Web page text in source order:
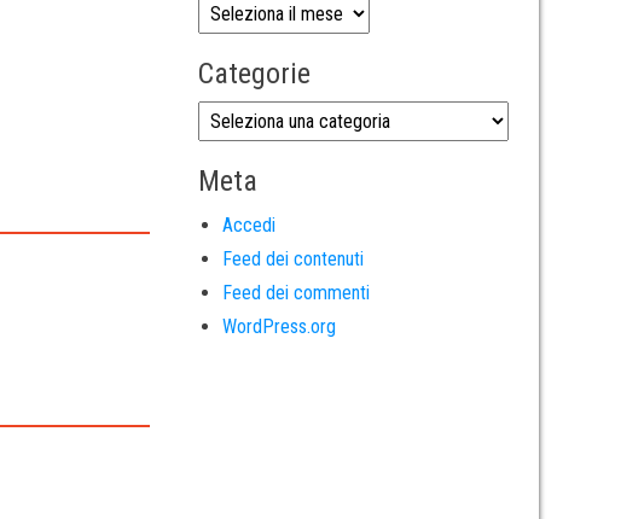
Categorie
Meta
Accedi
Feed dei contenuti
Feed dei commenti
WordPress.org